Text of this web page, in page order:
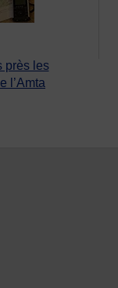
près les
l’Amta